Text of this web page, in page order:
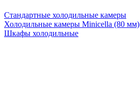
Стандартные холодильные камеры
Холодильные камеры Minicella (80 мм)
Шкафы холодильные